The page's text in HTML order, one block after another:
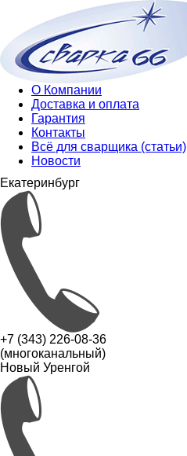
О Компании
Доставка и оплата
Гарантия
Контакты
Всё для сварщика (статьи)
Новости
Екатеринбург
+7 (343) 226-08-36
(многоканальный)
Новый Уренгой